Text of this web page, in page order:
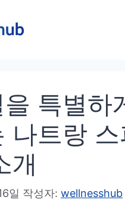
특별하
나트랑
개
일 작성자: wellnesshub